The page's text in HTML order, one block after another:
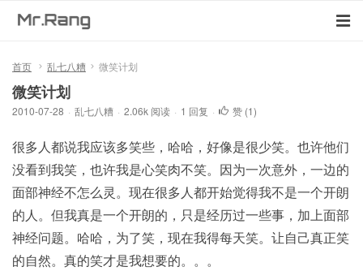
首页 乱七八糟 微笑计划
微笑计划
2010-07-28 · 乱七八糟 · 2.06k 阅读 · 1 回复 · 赞 (1)
很多人都说我应该多笑些，哈哈，好像是很少笑。也许他们
没看到我笑，也许我是心笑肉不笑。因为一次意外，一边的
面部神经不怎么灵。现在很多人都开始觉得我不是一个开朗
的人。但我真是一个开朗的，只是经历过一些事，加上面部
神经问题。哈哈，为了笑，现在我得每天笑。让自己真正笑
的自然。真的笑才是我想要的。。。